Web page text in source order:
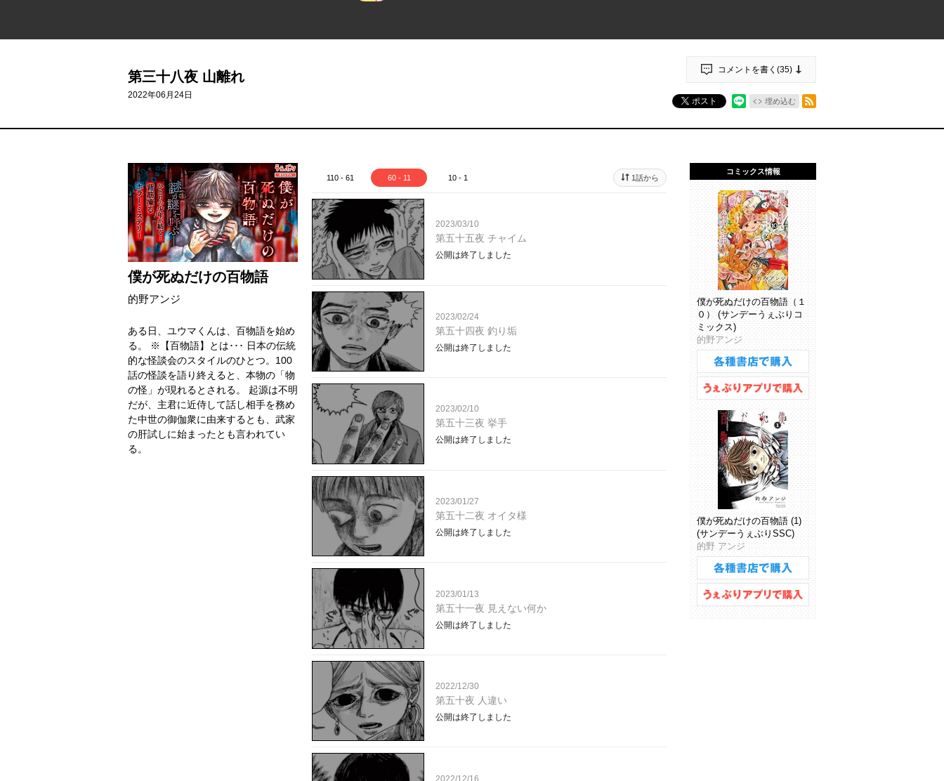
第三十八夜 山離れ
2022年06月24日
コメントを書く(35)
ポスト 埋め込む
僕が死ぬだけの百物語
的野アンジ
ある日、ユウマくんは、百物語を始め
る。 ※【百物語】とは･･･ 日本の伝統
的な怪談会のスタイルのひとつ。100
話の怪談を語り終えると、本物の「物
の怪」が現れるとされる。 起源は不明
だが、主君に近侍して話し相手を務め
た中世の御伽衆に由来するとも、武家
の肝試しに始まったとも言われてい
る。
110 - 61 60 - 11 10 - 1 1話から
2023/03/10
第五十五夜 チャイム
公開は終了しました
2023/02/24
第五十四夜 釣り垢
公開は終了しました
2023/02/10
第五十三夜 挙手
公開は終了しました
2023/01/27
第五十二夜 オイタ様
公開は終了しました
2023/01/13
第五十一夜 見えない何か
公開は終了しました
2022/12/30
第五十夜 人違い
公開は終了しました
2022/12/16
コミックス情報
僕が死ぬだけの百物語（１
０） (サンデーうぇぶりコ
ミックス)
的野アンジ
僕が死ぬだけの百物語 (1)
(サンデーうぇぶりSSC)
的野 アンジ